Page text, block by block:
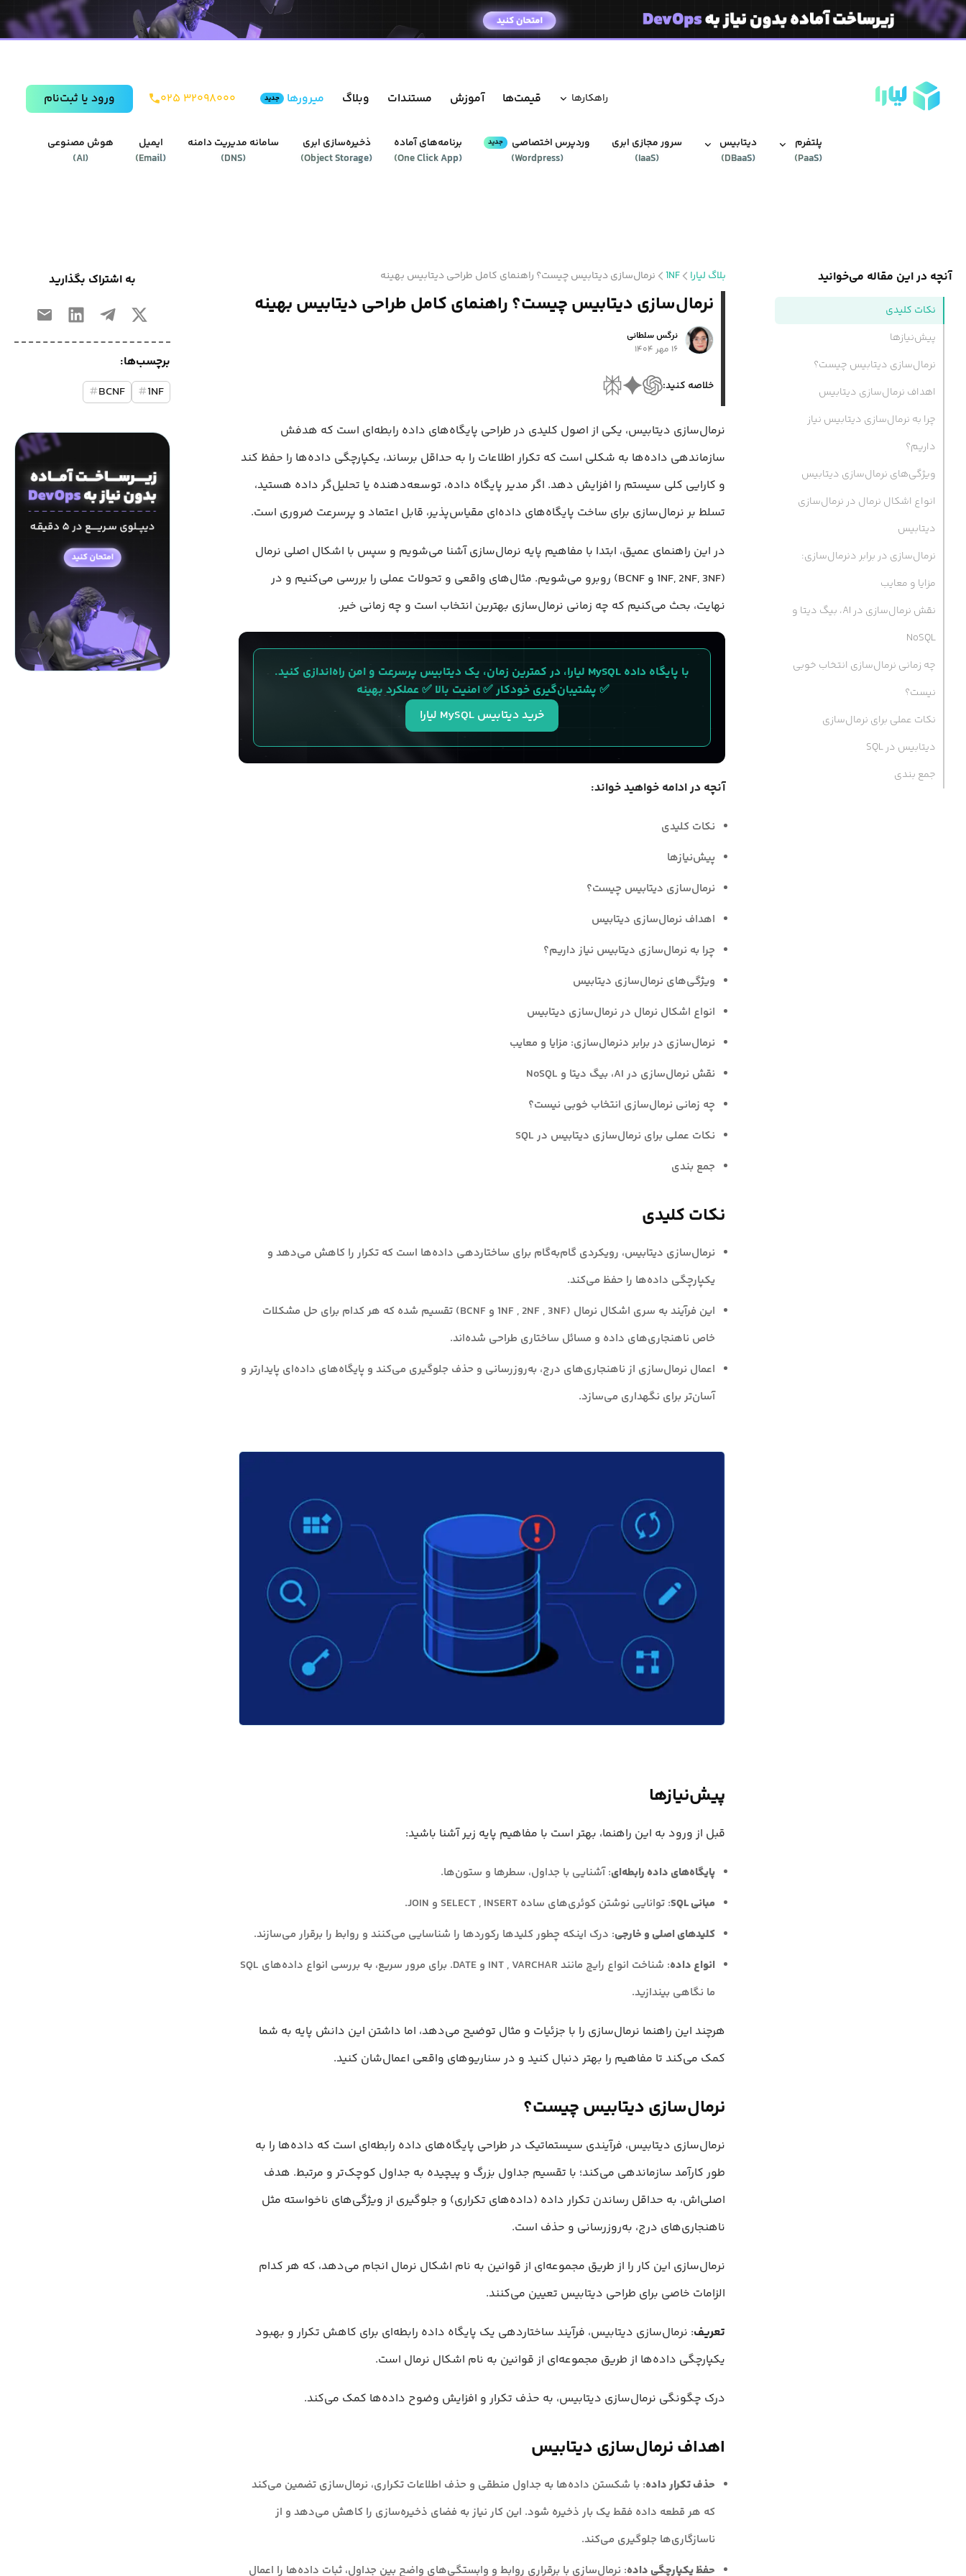
راهکار‌ها قیمت‌ها آموزش مستندات وبلاگ میرورها جدید ۰۲۵ ۳۲۰۹۸۰۰۰ ورود يا ثبت‌نام
هوش مصنوعی
(
AI
)
ایمیل
(
Email
)
سامانه مدیریت دامنه
(
DNS
)
ذخیره‌سازی ابری
(
Object Storage
)
برنامه‌های آماده
(
One Click App
)
وردپرس‌ اختصاصی جدید
(
Wordpress
)
سرور مجازی ابری
(
IaaS
)
دیتابیس‌
(
DBaaS
)
پلتفرم
(
PaaS
)
آنچه در این مقاله می‌خوانید
نکات کلیدی
پیش‌نیازها
نرمال‌سازی دیتابیس چیست؟
اهداف نرمال‌سازی دیتابیس
چرا به نرمال‌سازی دیتابیس نیاز
داریم؟
ویژگی‌های نرمال‌سازی دیتابیس
انواع اشکال نرمال در نرمال‌سازی
دیتابیس
نرمال‌سازی در برابر دنرمال‌سازی:
مزایا و معایب
نقش نرمال‌سازی در AI، بیگ دیتا و
NoSQL
چه زمانی نرمال‌سازی انتخاب خوبی
نیست؟
نکات عملی برای نرمال‌سازی
دیتابیس در SQL
جمع بندی
بلاگ لیارا 1NF نرمال‌سازی دیتابیس چیست؟ راهنمای کامل طراحی دیتابیس بهینه
نرمال‌سازی دیتابیس چیست؟ راهنمای کامل طراحی دیتابیس بهینه
نرگس سلطانی
۱۶ مهر ۱۴۰۴
خلاصه کنید:
نرمال‌سازی دیتابیس، یکی از اصول کلیدی در طراحی پایگاه‌های داده رابطه‌ای است که هدفش
سازماندهی داده‌ها به شکلی است که تکرار اطلاعات را به حداقل برساند، یکپارچگی داده‌ها را حفظ کند
و کارایی کلی سیستم را افزایش دهد. اگر مدیر پایگاه داده، توسعه‌دهنده یا تحلیل‌گر داده هستید،
تسلط بر نرمال‌سازی برای ساخت پایگاه‌های داده‌ای مقیاس‌پذیر، قابل اعتماد و پرسرعت ضروری است.
در این راهنمای عمیق، ابتدا با مفاهیم پایه نرمال‌سازی آشنا می‌شویم و سپس با اشکال اصلی نرمال
(1NF, 2NF, 3NF و BCNF) روبرو می‌شویم. مثال‌های واقعی و تحولات عملی را بررسی می‌کنیم و در
نهایت، بحث می‌کنیم که چه زمانی نرمال‌سازی بهترین انتخاب است و چه زمانی خیر.
با پایگاه داده MySQL لیارا، در کمترین زمان، یک دیتابیس پرسرعت و امن راه‌اندازی کنید.
✅ پشتیبان‌گیری خودکار ✅ امنیت بالا ✅ عملکرد بهینه
خرید دیتابیس MySQL لیارا
آنچه در ادامه خواهید خواند:
نکات کلیدی
پیش‌نیازها
نرمال‌سازی دیتابیس چیست؟
اهداف نرمال‌سازی دیتابیس
چرا به نرمال‌سازی دیتابیس نیاز داریم؟
ویژگی‌های نرمال‌سازی دیتابیس
انواع اشکال نرمال در نرمال‌سازی دیتابیس
نرمال‌سازی در برابر دنرمال‌سازی: مزایا و معایب
نقش نرمال‌سازی در AI، بیگ دیتا و NoSQL
چه زمانی نرمال‌سازی انتخاب خوبی نیست؟
نکات عملی برای نرمال‌سازی دیتابیس در SQL
جمع بندی
نکات کلیدی
نرمال‌سازی دیتابیس، رویکردی گام‌به‌گام برای ساختاردهی داده‌ها است که تکرار را کاهش می‌دهد و
یکپارچگی داده‌ها را حفظ می‌کند.
این فرآیند به سری اشکال نرمال (1NF , 2NF , 3NF و BCNF) تقسیم شده که هر کدام برای حل مشکلات
خاص ناهنجاری‌های داده و مسائل ساختاری طراحی شده‌اند.
اعمال نرمال‌سازی از ناهنجاری‌های درج، به‌روزرسانی و حذف جلوگیری می‌کند و پایگاه‌های داده‌ای پایدارتر و
آسان‌تر برای نگهداری می‌سازد.
پیش‌نیازها
قبل از ورود به این راهنما، بهتر است با مفاهیم پایه زیر آشنا باشید:
پایگاه‌های داده رابطه‌ای: آشنایی با جداول، سطرها و ستون‌ها.
مبانی SQL
: توانایی نوشتن کوئری‌های ساده SELECT , INSERT و JOIN.
کلیدهای اصلی و خارجی: درک اینکه چطور کلیدها رکوردها را شناسایی می‌کنند و روابط را برقرار می‌سازند.
انواع داده
: شناخت انواع رایج مانند INT , VARCHAR و DATE. برای مرور سریع، به بررسی انواع داده‌های SQL
ما نگاهی بیندازید.
هرچند این راهنما نرمال‌سازی را با جزئیات و مثال توضیح می‌دهد، اما داشتن این دانش پایه به شما
کمک می‌کند تا مفاهیم را بهتر دنبال کنید و در سناریوهای واقعی اعمال‌شان کنید.
نرمال‌سازی دیتابیس چیست؟
نرمال‌سازی دیتابیس، فرآیندی سیستماتیک در طراحی پایگاه‌های داده رابطه‌ای است که داده‌ها را به
طور کارآمد سازماندهی می‌کند؛ با تقسیم جداول بزرگ و پیچیده به جداول کوچک‌تر و مرتبط. هدف
اصلی‌اش، به حداقل رساندن تکرار داده (داده‌های تکراری) و جلوگیری از ویژگی‌های ناخواسته مثل
ناهنجاری‌های درج، به‌روزرسانی و حذف است.
نرمال‌سازی این کار را از طریق مجموعه‌ای از قوانین به نام اشکال نرمال انجام می‌دهد، که هر کدام
الزامات خاصی برای طراحی دیتابیس تعیین می‌کنند.
تعریف: نرمال‌سازی دیتابیس، فرآیند ساختاردهی یک پایگاه داده رابطه‌ای برای کاهش تکرار و بهبود
یکپارچگی داده‌ها از طریق مجموعه‌ای از قوانین به نام اشکال نرمال است.
درک چگونگی نرمال‌سازی دیتابیس، به حذف تکرار و افزایش وضوح داده‌ها کمک می‌کند.
اهداف نرمال‌سازی دیتابیس
حذف تکرار داده: با شکستن داده‌ها به جداول منطقی و حذف اطلاعات تکراری، نرمال‌سازی تضمین می‌کند
که هر قطعه داده فقط یک بار ذخیره شود. این کار نیاز به فضای ذخیره‌سازی را کاهش می‌دهد و از
ناسازگاری‌ها جلوگیری می‌کند.
حفظ یکپارچگی داده: نرمال‌سازی با برقراری روابط و وابستگی‌های واضح بین جداول، ثبات داده‌ها را اعمال
به اشتراک بگذارید
برچسب‌ها:
1NF
#
BCNF
#